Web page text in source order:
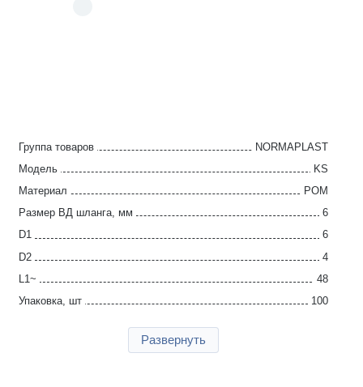
Группа товаров
NORMAPLAST
Модель
KS
Материал
POM
Размер ВД шланга, мм
6
D1
6
D2
4
L1~
48
Упаковка, шт
100
Развернуть